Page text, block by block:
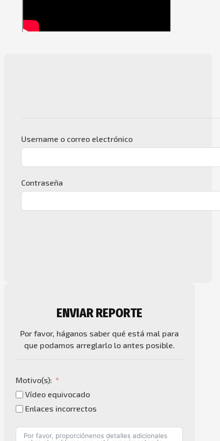
Username o correo electrónico
Contraseña
ENVIAR REPORTE
Por favor, háganos saber qué está mal para
que podamos arreglarlo lo antes posible.
Motivo(s):
Vídeo equivocado
Enlaces incorrectos